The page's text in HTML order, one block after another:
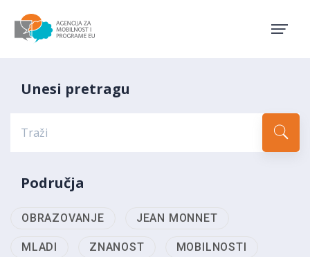
Unesi pretragu
Područja
OBRAZOVANJE JEAN MONNET
MLADI ZNANOST MOBILNOSTI